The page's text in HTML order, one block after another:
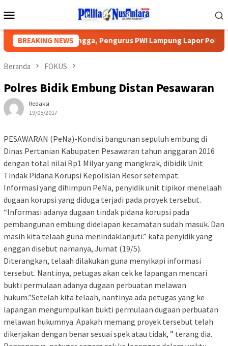
ke
Mobile
BREAKING NEWS
Diancam Tetangga, Pengurus PWI Lampung Lapor Polisi,
Beranda FOKUS
Polres Bidik Embung Distan Pesawaran
Redaksi
19/05/2017
PESAWARAN (PeNa)-Kondisi bangunan sepuluh embung di
Dinas Pertanian Kabupaten Pesawaran tahun anggaran 2016
dengan total nilai Rp1 Milyar yang mangkrak, dibidik Unit
Tindak Pidana Korupsi Kepolisian Resor setempat.
Informasi yang dihimpun PeNa, penyidik unit tipikor menelaah
dugaan korupsi yang diduga terjadi pada proyek tersebut.
“Informasi adanya dugaan tindak pidana korupsi pada
pembangunan embung didelapan kecamatan sudah masuk. Dan
masih kita telaah guna menindaklanjuti.” kata penyidik yang
enggan disebut namanya, Jumat (19/5).
Diterangkan, telaah dilakukan guna menyikapi informasi
tersebut. Nantinya, petugas akan cek ke lapangan mencari
bukti permulaan adanya dugaan perbuatan melawan
hukum.”Setelah kita telaah, nantinya ada petugas yang ke
lapangan mengumpulkan bukti permulaan dugaan perbuatan
melawan hukumnya. Apakah memang proyek tersebut telah
dikerjakan dengan benar sesuai spek atau tidak, ” terang dia.